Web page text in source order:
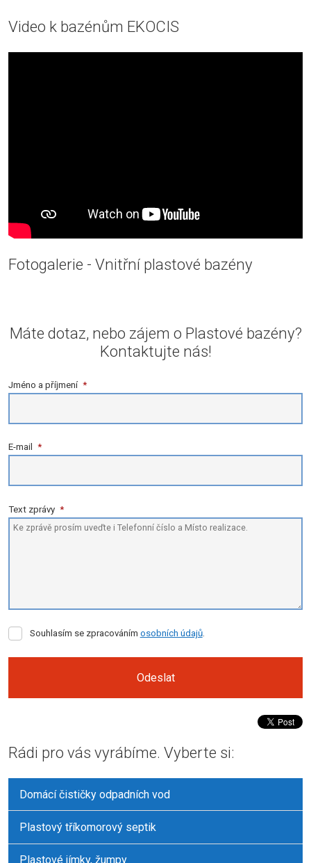
Video k bazénům EKOCIS
Fotogalerie - Vnitřní plastové bazény
Máte dotaz, nebo zájem o Plastové bazény?
Kontaktujte nás!
Jméno a příjmení *
E-mail *
Text zprávy *
Souhlasím
zpracováním
Souhlasím se zpracováním osobních údajů.
Odeslat
nepodařilo
odeslat.
Rádi pro vás vyrábíme. Vyberte si:
Domácí čističky odpadních vod
Plastový tříkomorový septik
Plastové jímky, žumpy